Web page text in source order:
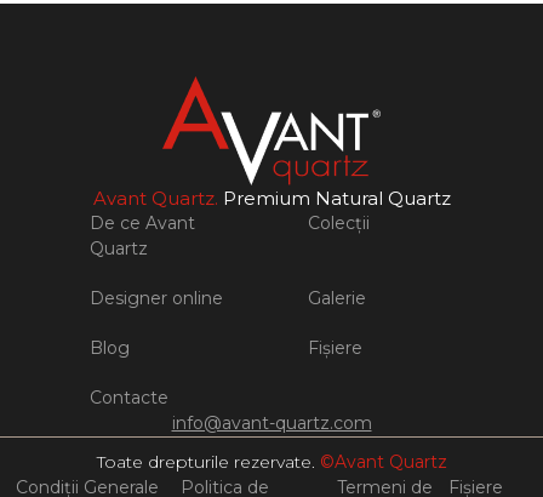
Avant Quartz. Premium Natural Quartz
De ce Avant
Quartz
Colecții
Designer online Galerie
Blog Fișiere
Contacte
info@avant-quartz.com
Toate drepturile rezervate. ©Avant Quartz
Condiții Generale
Politica de Termeni de Fişiere